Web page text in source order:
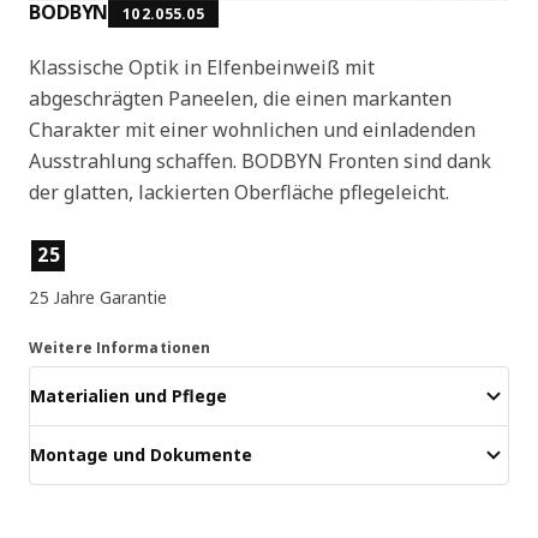
BODBYN 102.055.05
Klassische Optik in Elfenbeinweiß mit
abgeschrägten Paneelen, die einen markanten
Charakter mit einer wohnlichen und einladenden
Ausstrahlung schaffen. BODBYN Fronten sind dank
der glatten, lackierten Oberfläche pflegeleicht.
Produktmerkmale
25
25 Jahre Garantie
Weitere Informationen
Materialien und Pflege
Montage und Dokumente